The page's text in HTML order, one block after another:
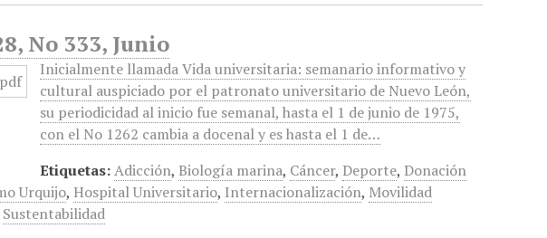
No 333, Junio
Inicialmente llamada Vida universitaria: semanario informativo y
cultural auspiciado por el patronato universitario de Nuevo León,
su periodicidad al inicio fue semanal, hasta el 1 de junio de 1975,
con el No 1262 cambia a docenal y es hasta el 1 de…
Etiquetas:Adicción, Biología marina, Cáncer, Deporte, Donación
Urquijo, Hospital Universitario, Internacionalización, Movilidad
Sustentabilidad